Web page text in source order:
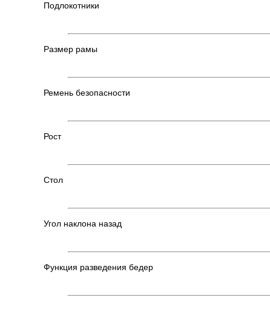
Подлокотники
Размер рамы
Ремень безопасности
Рост
Стол
Угол наклона назад
Функция разведения бедер